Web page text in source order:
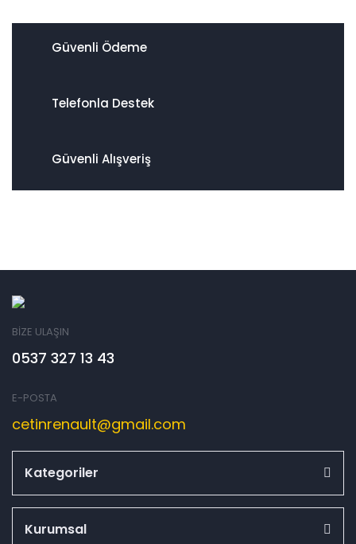
Güvenli Ödeme
Telefonla Destek
Güvenli Alışveriş
BİZE ULAŞIN
0537 327 13 43
E-POSTA
cetinrenault@gmail.com
Kategoriler
Kurumsal